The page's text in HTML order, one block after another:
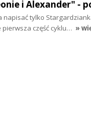
i Alexander" -
napisać tylko
pierwsza część cyklu… »